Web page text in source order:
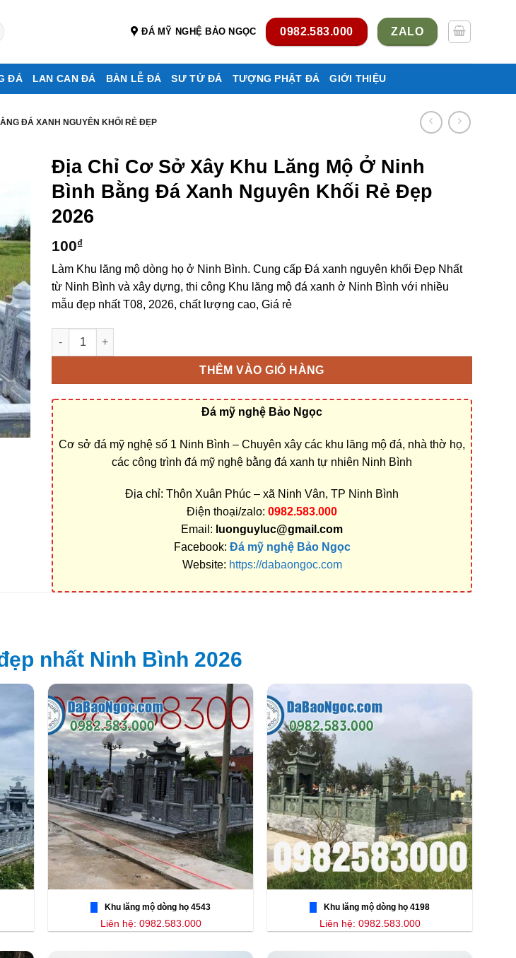
ĐÁ MỸ NGHỆ BẢO NGỌC 0982.583.000 ZALO
ĐÁ LAN CAN ĐÁ BÀN LỄ ĐÁ SƯ TỬ ĐÁ TƯỢNG PHẬT ĐÁ GIỚI THIỆU
ĐÁ XANH NGUYÊN KHỐI RẺ ĐẸP
Địa Chỉ Cơ Sở Xây Khu Lăng Mộ Ở Ninh
Bình Bằng Đá Xanh Nguyên Khối Rẻ Đẹp
2026
100₫
Làm Khu lăng mộ dòng họ ở Ninh Bình. Cung cấp Đá xanh nguyên khối Đẹp Nhất
từ Ninh Bình và xây dựng, thi công Khu lăng mộ đá xanh ở Ninh Bình với nhiều
mẫu đẹp nhất T08, 2026, chất lượng cao, Giá rẻ
Địa chỉ cơ sở xây Khu lăng mộ ở Ninh Bình bằng Đá xanh nguyên khối rẻ đẹp số lượng
THÊM VÀO GIỎ HÀNG
Đá mỹ nghệ Bảo Ngọc
Cơ sở đá mỹ nghệ số 1 Ninh Bình – Chuyên xây các khu lăng mộ đá, nhà thờ họ,
các công trình đá mỹ nghệ bằng đá xanh tự nhiên Ninh Bình
Địa chỉ: Thôn Xuân Phúc – xã Ninh Vân, TP Ninh Bình
Điện thoại/zalo: 0982.583.000
Email: luonguyluc@gmail.com
Facebook: Đá mỹ nghệ Bảo Ngọc
Website: https://dabaongoc.com
nhất Ninh Bình 2026
Khu lăng mộ dòng họ 4543
Liên hệ: 0982.583.000
Khu lăng mộ dòng họ 4198
Liên hệ: 0982.583.000